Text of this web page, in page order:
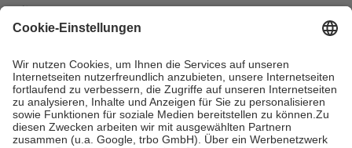
mit.
Grundsätzlich leisten Mitglieder Zuzahlungen in Höhe von zehn
höchstens zehn Euro.
Es sind jedoch nie mehr als die tatsächlichen
Kosten der Leistung zu entrichten.
Diese Regeln gelten grundsätzlich auch für Online-Apotheken.
Bei Heilmitteln und häuslicher Krankenpflege beträgt die
Zuzahlung zehn Prozent der Kosten sowie zehn Euro je
Verordnung.